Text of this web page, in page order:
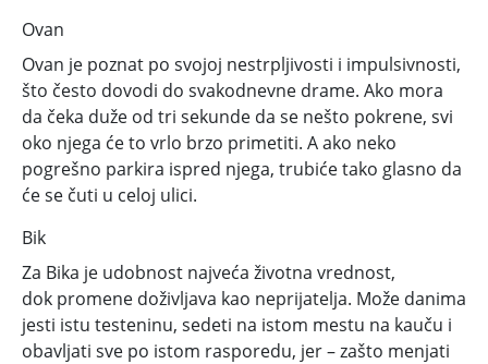
Ovan
Ovan je poznat po svojoj nestrpljivosti i impulsivnosti,
što često dovodi do svakodnevne drame. Ako mora
da čeka duže od tri sekunde da se nešto pokrene, svi
oko njega će to vrlo brzo primetiti. A ako neko
pogrešno parkira ispred njega, trubiće tako glasno da
će se čuti u celoj ulici.
Bik
Za Bika je udobnost najveća životna vrednost,
dok promene doživljava kao neprijatelja. Može danima
jesti istu testeninu, sedeti na istom mestu na kauču i
obavljati sve po istom rasporedu, jer – zašto menjati